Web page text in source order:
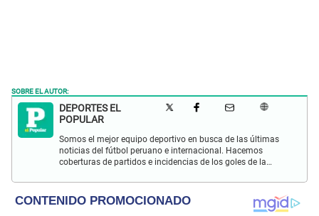
SOBRE EL AUTOR:
DEPORTES EL
POPULAR
Somos el mejor equipo deportivo en busca de las últimas
noticias del fútbol peruano e internacional. Hacemos
coberturas de partidos e incidencias de los goles de la
eventos deportivos.